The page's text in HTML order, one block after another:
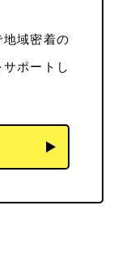
域密着の
ポートし